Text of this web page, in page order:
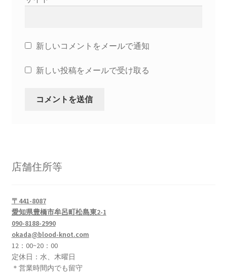
新しいコメントをメールで通知
新しい投稿をメールで受け取る
店舗住所等
〒441-8087
愛知県豊橋市牟呂町松島東2-1
090-8188-2990
okada@blood-knot.com
12：00~20：00
定休日：水、木曜日
＊営業時間内でも留守